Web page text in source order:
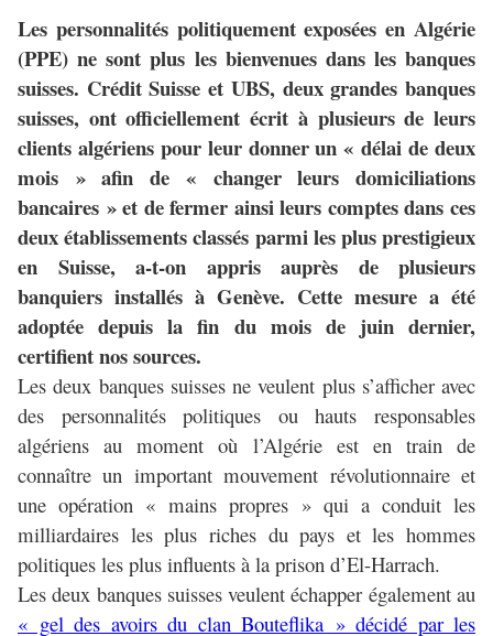
Les personnalités politiquement exposées en Algérie
(PPE) ne sont plus les bienvenues dans les banques
suisses. Crédit Suisse et UBS, deux grandes banques
suisses, ont officiellement écrit à plusieurs de leurs
clients algériens pour leur donner un « délai de deux
mois » afin de « changer leurs domiciliations
bancaires » et de fermer ainsi leurs comptes dans ces
deux établissements classés parmi les plus prestigieux
en Suisse, a-t-on appris auprès de plusieurs
banquiers installés à Genève. Cette mesure a été
adoptée depuis la fin du mois de juin dernier,
certifient nos sources.
Les deux banques suisses ne veulent plus s’afficher avec
des personnalités politiques ou hauts responsables
algériens au moment où l’Algérie est en train de
connaître un important mouvement révolutionnaire et
une opération « mains propres » qui a conduit les
milliardaires les plus riches du pays et les hommes
politiques les plus influents à la prison d’El-Harrach.
Les deux banques suisses veulent échapper également au
« gel des avoirs du clan Bouteflika » décidé par les